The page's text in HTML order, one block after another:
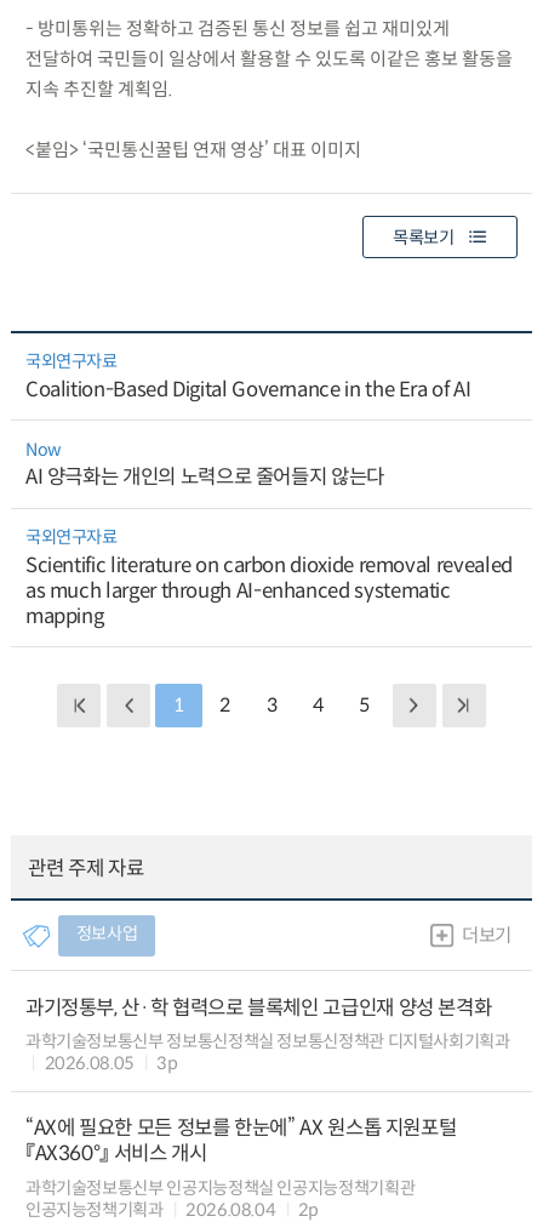
- 방미통위는 정확하고 검증된 통신 정보를 쉽고 재미있게
전달하여 국민들이 일상에서 활용할 수 있도록 이같은 홍보 활동을
지속 추진할 계획임.
<붙임> ‘국민통신꿀팁 연재 영상’ 대표 이미지
목록보기
국외연구자료
Coalition-Based Digital Governance in the Era of AI
Now
AI 양극화는 개인의 노력으로 줄어들지 않는다
국외연구자료
Scientific literature on carbon dioxide removal revealed
as much larger through AI-enhanced systematic
mapping
1 2 3 4 5
관련 주제 자료
정보사업 더보기
과기정통부, 산·학 협력으로 블록체인 고급인재 양성 본격화
과학기술정보통신부 정보통신정책실 정보통신정책관 디지털사회기획과
2026.08.05
3p
“AX에 필요한 모든 정보를 한눈에” AX 원스톱 지원포털
『AX360°』 서비스 개시
과학기술정보통신부 인공지능정책실 인공지능정책기획관
인공지능정책기획과
2026.08.04 2p